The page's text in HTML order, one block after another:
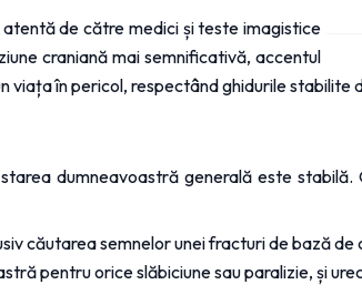
de către medici și teste imagistice
craniană mai semnificativă, accentul
în pericol, respectând ghidurile stabilite
dumneavoastră generală este
căutarea semnelor unei fracturi de bază
pentru orice slăbiciune sau paralizie, și